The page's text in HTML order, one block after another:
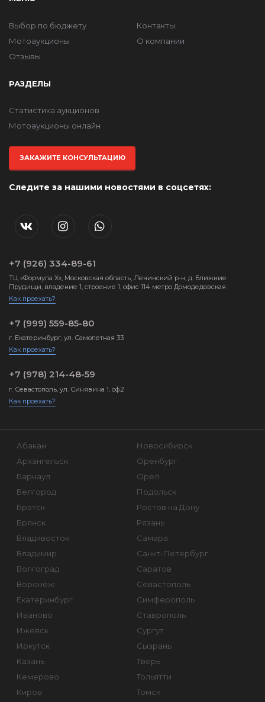
Выбор по бюджету
Мотоаукционы
Отзывы
Контакты
О компании
РАЗДЕЛЫ
Статистика аукционов
Мотоаукционы онлайн
ЗАКАЖИТЕ КОНСУЛЬТАЦИЮ
Следите за нашими новостями в соцсетях:
+7 (926) 334-89-61
ТЦ «Формула X», Московская область, Ленинский р-н, д. Ближние
Прудищи, владение 1, строение 1, офис 114 метро Домодедовская
Как проехать?
+7 (999) 559-85-80
г. Екатеринбург, ул. Самолетная 33
Как проехать?
+7 (978) 214-48-59
г. Севастополь, ул. Синявина 1, оф.2
Как проехать?
Абакан
Архангельск
Барнаул
Белгород
Братск
Брянск
Владивосток
Владимир
Волгоград
Воронеж
Екатеринбург
Иваново
Ижевск
Иркутск
Казань
Кемерово
Киров
Новосибирск
Оренбург
Орёл
Подольск
Ростов на Дону
Рязань
Самара
Санкт-Петербург
Саратов
Севастополь
Симферополь
Ставрополь
Сургут
Сызрань
Тверь
Тольятти
Томск